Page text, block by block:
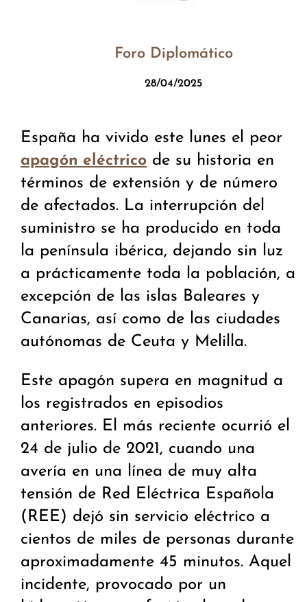
Foro Diplomático
28/04/2025
España ha vivido este lunes el peor
apagón eléctrico de su historia en
términos de extensión y de número
de afectados. La interrupción del
suministro se ha producido en toda
la península ibérica, dejando sin luz
a prácticamente toda la población, a
excepción de las islas Baleares y
Canarias, así como de las ciudades
autónomas de Ceuta y Melilla.
Este apagón supera en magnitud a
los registrados en episodios
anteriores. El más reciente ocurrió el
24 de julio de 2021, cuando una
avería en una línea de muy alta
tensión de Red Eléctrica Española
(REE) dejó sin servicio eléctrico a
cientos de miles de personas durante
aproximadamente 45 minutos. Aquel
incidente, provocado por un